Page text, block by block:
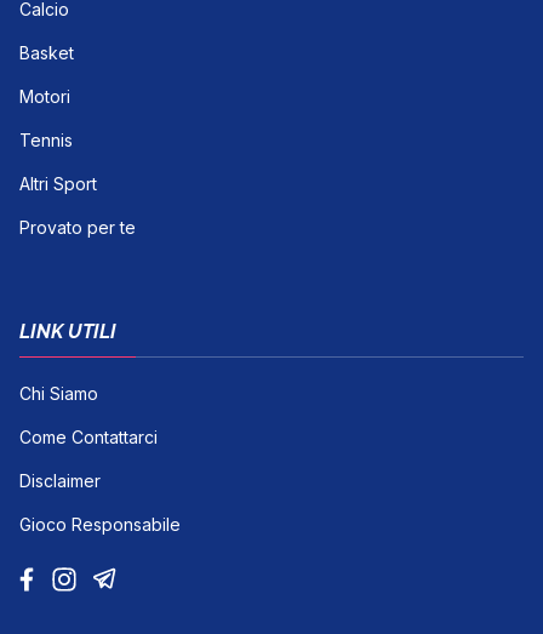
Calcio
Basket
Motori
Tennis
Altri Sport
Provato per te
LINK UTILI
Chi Siamo
Come Contattarci
Disclaimer
Gioco Responsabile